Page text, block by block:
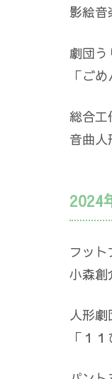
影絵
劇団う
「ご
総合工
音曲人
2024
フット
小森創
人形劇
「１